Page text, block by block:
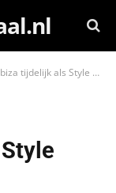
tijdelijk als Style Plus